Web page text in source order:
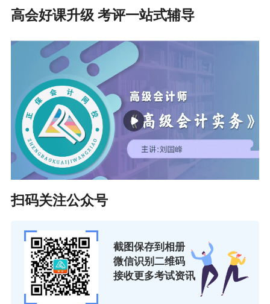
高会好课升级 考评一站式辅导
扫码关注公众号
截图保存到相册
微信识别二维码
接收更多考试资讯